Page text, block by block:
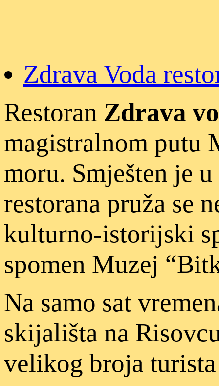
Zdrava Voda
Restoran Zdrava
magistralnom putu
moru. Smješten je
restorana pruža se
kulturno-istorijski
spomen Muzej
Na samo sat
skijališta na
velikog broja